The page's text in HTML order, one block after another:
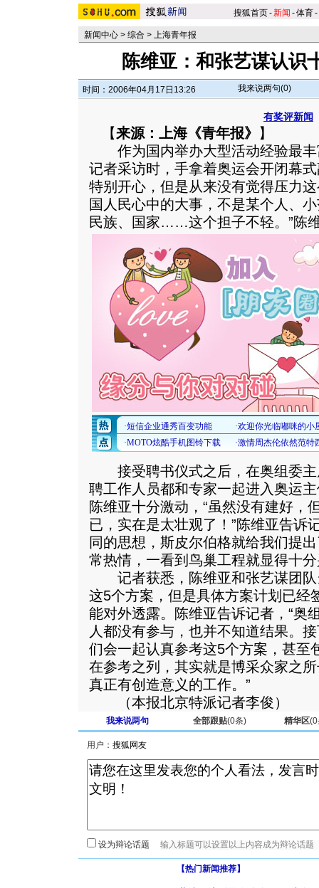
搜狐首页-新闻 -体育-
新闻中心 > 综合 > 上海青年报
陈维亚：和张艺谋认识
时间：2006年04月17日13:26 我来说两句(0)
有奖评新闻
【来源：上海《青年报》 】
作为国内举办大型活动经验最丰
记者采访时，手拿着奥运会开闭幕
特别开心，但是从来没有觉得压力
国人民心中的大事，不是某个人、
民族、国家……这个担子不轻。 ”陈
接受聘书仪式之后，在奥组委主
聘工作人员都和专家一起进入奥运
陈维亚十分激动，“虽然没有建好，
已，实在是太壮观了！”陈维亚告诉
同的思想，斯皮尔伯格就给我们提
常热情，一看到鸟巢工程就显得十分
记者获悉，陈维亚和张艺谋团队
这5个方案，但是具体方案计划已经
能对外透露。陈维亚告诉记者，“奥
人都没有参与，也并不知道结果。
们会一起认真参考这5个方案，甚至
在参考之列，其实就是博采众家之
真正有创造意义的工作。”
（本报北京特派记者李俊）
我来说两句 全部跟贴(0条) 精华区(0
用户：
设为辩论话题
【热门新闻推荐】